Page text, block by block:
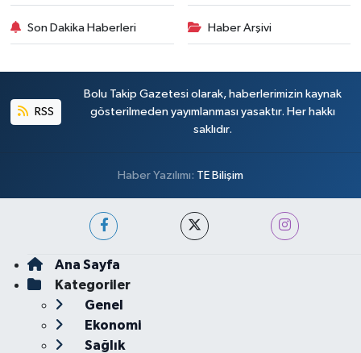
Son Dakika Haberleri Haber Arşivi
RSS
Bolu Takip Gazetesi olarak, haberlerimizin kaynak
gösterilmeden yayımlanması yasaktır. Her hakkı
saklıdır.
Haber Yazılımı: TE Bilişim
Ana Sayfa
Kategoriler
Genel
Ekonomi
Sağlık